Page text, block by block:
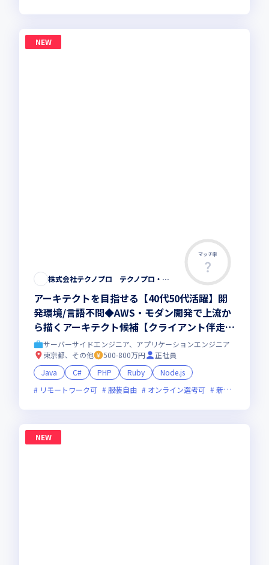
NEW
マッチ率
株式会社テクノプロ テクノプロ・エンジニアリング社
アーキテクトを目指せる【40代50代活躍】開
発環境/言語不問◆AWS・モダン開発で上流か
ら描くアーキテクト候補【クライアント伴走型
のフルスタック・リードエンジニア 】大手直
取引・最先端プロジェクト多数／残業少・福利
厚生◎
サーバーサイドエンジニア、アプリケーションエンジニア
東京都、その他
500-800万円
正社員
Java
C# PHP Ruby
Node.js
リモートワーク可
服装自由 オンライン選考可 新技術に積極的
NEW